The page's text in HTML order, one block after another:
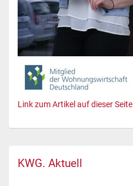
Link zum Artikel auf dieser Seite
KWG. Aktuell